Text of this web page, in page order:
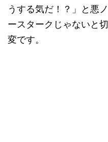
うする気だ！？」と悪
ースタークじゃないと
変です。